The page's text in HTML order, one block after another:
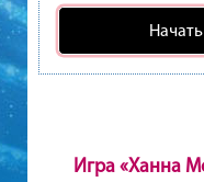
Игра «Ханна